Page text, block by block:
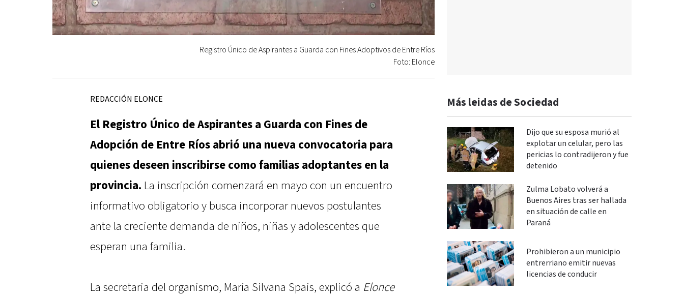
Registro Único de Aspirantes a Guarda con Fines Adoptivos de Entre Ríos
Foto: Elonce
REDACCIÓN ELONCE
El Registro Único de Aspirantes a Guarda con Fines de
Adopción de Entre Ríos abrió una nueva convocatoria para
quienes deseen inscribirse como familias adoptantes en la
provincia. La inscripción comenzará en mayo con un encuentro
informativo obligatorio y busca incorporar nuevos postulantes
ante la creciente demanda de niños, niñas y adolescentes que
esperan una familia.
La secretaria del organismo, María Silvana Spais, explicó a Elonce
Más leidas de Sociedad
Dijo que su esposa murió al
explotar un celular, pero las
pericias lo contradijeron y fue
detenido
Zulma Lobato volverá a
Buenos Aires tras ser hallada
en situación de calle en
Paraná
Prohibieron a un municipio
entrerriano emitir nuevas
licencias de conducir